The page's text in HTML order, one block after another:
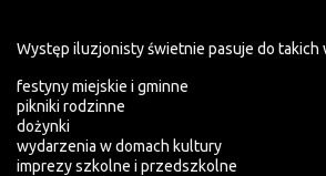
Występ iluzjonisty świetnie pasuje do takich
festyny miejskie i gminne
pikniki rodzinne
dożynki
wydarzenia w domach kultury
imprezy szkolne i przedszkolne